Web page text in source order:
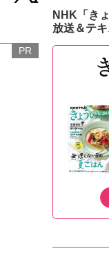
PR
NHK「き
放送＆テ